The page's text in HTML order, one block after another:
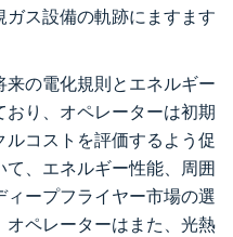
ス設備の軌跡にますます
の電化規則とエネルギー
り、オペレーターは初期
コストを評価するよう促
、エネルギー性能、周囲
ープフライヤー市場の選
ペレーターはまた、光熱